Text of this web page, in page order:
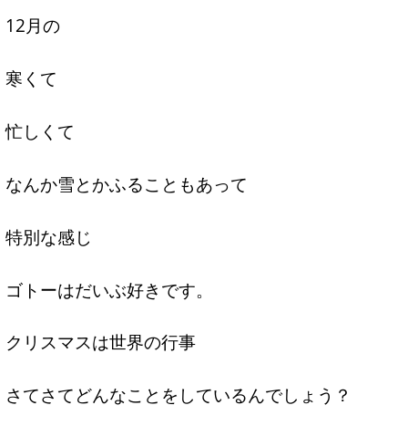
12月の
寒くて
忙しくて
なんか雪とかふることもあって
特別な感じ
ゴトーはだいぶ好きです。
クリスマスは世界の行事
さてさてどんなことをしているんでしょう？